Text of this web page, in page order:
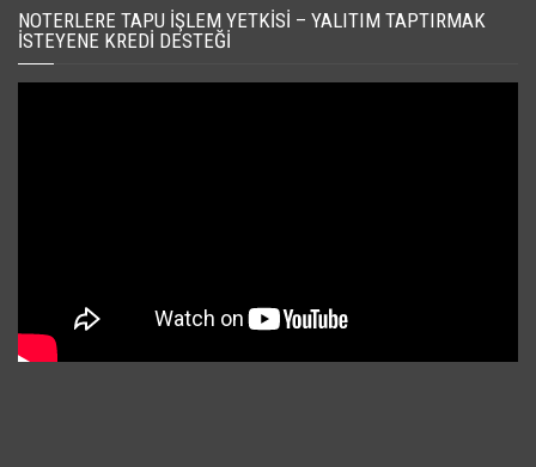
NOTERLERE TAPU İŞLEM YETKISI – YALITIM TAPTIRMAK
İSTEYENE KREDI DESTEĞI